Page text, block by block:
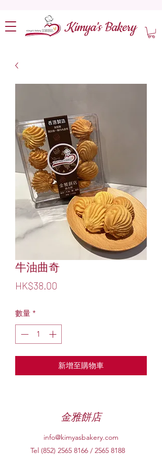
Kimya's Bakery
牛油曲奇
HK$38.00
數量 *
新增至購物車
金雅餅店
info@kimyasbakery.com
Tel (852) 2565 8166 / 2565 8188